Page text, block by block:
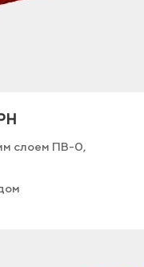
слоем ПВ-0,